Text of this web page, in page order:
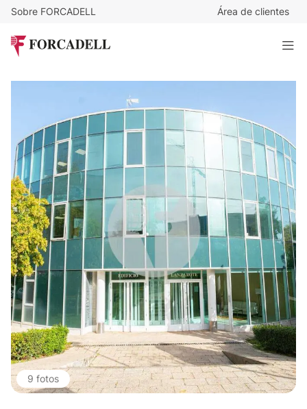
Sobre FORCADELL Área de clientes
Oficina impecable y diáfana en alquiler ubicada en la Calle
Lanzarote, Alcobendas - Madrid
9 fotos